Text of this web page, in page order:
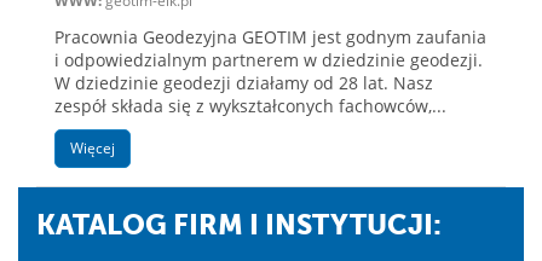
Pracownia Geodezyjna GEOTIM jest godnym zaufania
i odpowiedzialnym partnerem w dziedzinie geodezji.
W dziedzinie geodezji działamy od 28 lat. Nasz
zespół składa się z wykształconych fachowców,...
Więcej
KATALOG FIRM I INSTYTUCJI: